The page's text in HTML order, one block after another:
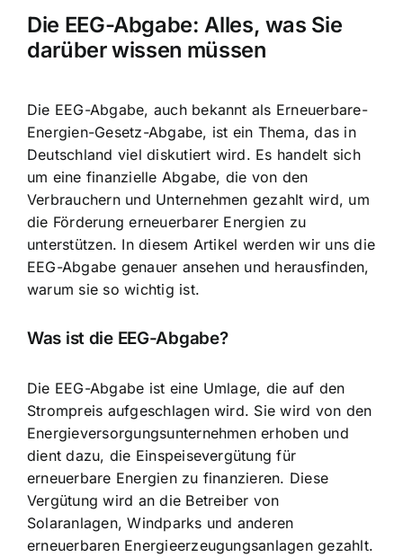
Die EEG-Abgabe: Alles, was Sie
darüber wissen müssen
Die EEG-Abgabe, auch bekannt als Erneuerbare-
Energien-Gesetz-Abgabe, ist ein Thema, das in
Deutschland viel diskutiert wird. Es handelt sich
um eine finanzielle Abgabe, die von den
Verbrauchernund Unternehmen gezahlt wird, um
die Förderung erneuerbarer Energien zu
unterstützen. In diesem Artikel werden wir uns die
EEG-Abgabe genauer ansehen und herausfinden,
warum sie so wichtig ist.
Was ist die EEG-Abgabe?
Die EEG-Abgabe ist eine Umlage, die auf den
Strompreis aufgeschlagen wird. Sie wird von den
Energieversorgungsunternehmen erhoben und
dient dazu, die Einspeisevergütung für
erneuerbare Energien zu finanzieren. Diese
Vergütung wird an die Betreiber von
Solaranlagen, Windparks und anderen
erneuerbaren Energieerzeugungsanlagen gezahlt.